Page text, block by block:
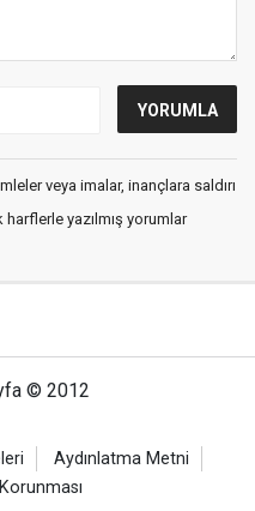
veya imalar, inançlara saldırı
yazılmış yorumlar
© 2012
Aydınlatma Metni